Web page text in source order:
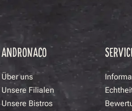
ANDRONACO
Über uns
Unsere Filialen
Unsere Bistros